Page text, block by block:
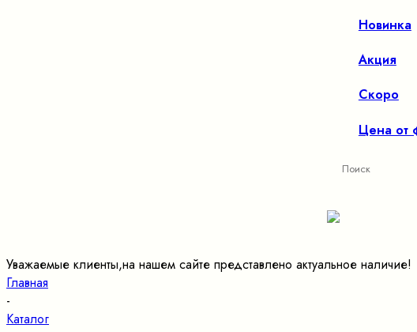
Новинка
Акция
Скоро
Цена от
Уважаемые клиенты,на нашем сайте представлено актуальное наличие!
Главная
-
Каталог